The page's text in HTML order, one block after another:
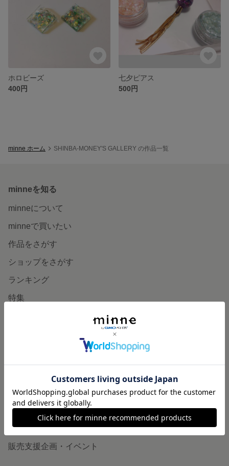
ホロビーズ
400円
七夕ピアス
500円
minne ホーム SHINBA-MONEY'S GALLERY の作品一覧
minneを知る
minneについて
minneで買いたい
作品をさがす
ショップをさがす
ランキング
特集
ヴィンテージ販売
ダウンロード販売
minne PLUS
minne LAB
販売支援企画・イベント